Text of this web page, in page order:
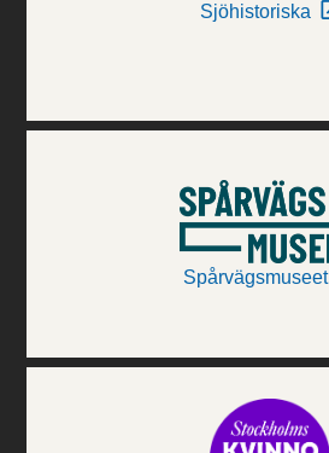
Sjöhistoriska
Spårvägsmuseet